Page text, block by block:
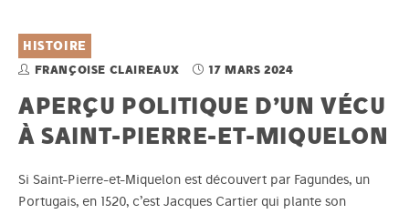
HISTOIRE
FRANÇOISE CLAIREAUX 17 MARS 2024
APERÇU POLITIQUE D’UN VÉCU
À SAINT-PIERRE-ET-MIQUELON
Si Saint-Pierre-et-Miquelon est découvert par Fagundes, un
Portugais, en 1520, c’est Jacques Cartier qui plante son